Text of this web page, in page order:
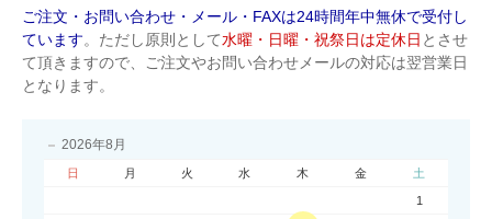
ご注文・お問い合わせ・メール・FAXは24時間年中無休で受付し
ています。ただし原則として水曜・日曜・祝祭日は定休日 とさせ
て頂きますので、ご注文やお問い合わせメールの対応は翌営業日
となります。
2026年8月
日 月 火 水 木 金 土
1